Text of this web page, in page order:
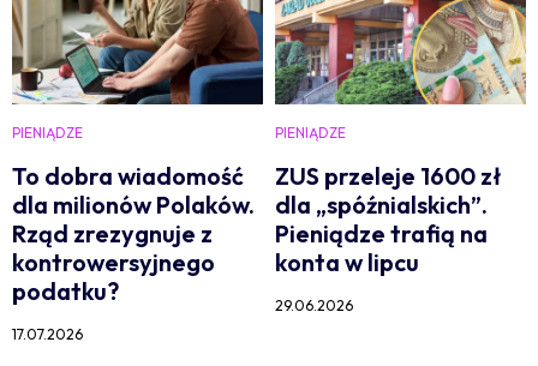
PIENIĄDZE
To dobra wiadomość
dla milionów Polaków.
Rząd zrezygnuje z
kontrowersyjnego
podatku?
17.07.2026
PIENIĄDZE
ZUS przeleje 1600 zł
dla „spóźnialskich”.
Pieniądze trafią na
konta w lipcu
29.06.2026